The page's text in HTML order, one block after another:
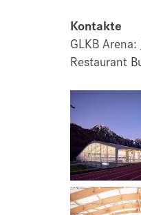
Kontakte
GLKB Arena:
Restaurant